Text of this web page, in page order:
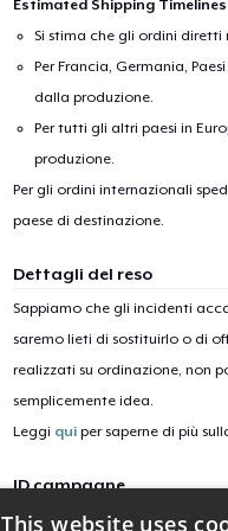
Estimated Shipping
Si stima che gli ordini diretti
Per Francia, Germania,
dalla produzione.
Per tutti gli altri paesi in
produzione.
Per gli ordini internazionali
paese di destinazione.
Dettagli del reso
Sappiamo che gli incidenti
saremo lieti di sostituirlo o di
realizzati su ordinazione, non
semplicemente idea.
Leggi quiper saperne di più
ID campagne
dear-santa-bike-please
This website uses